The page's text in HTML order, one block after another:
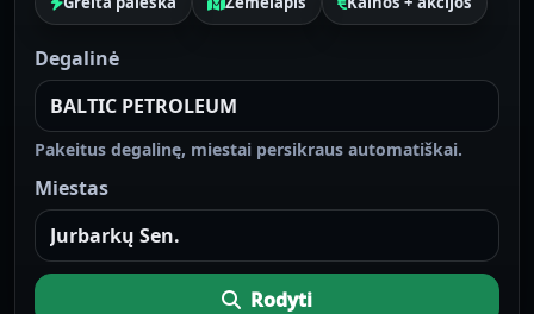
Degalinė
Pakeitus degalinę, miestai persikraus automatiškai.
Miestas
Rodyti